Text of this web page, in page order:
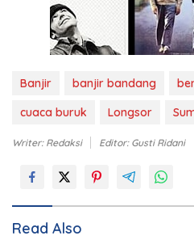
Banjir banjir bandang
cuaca buruk
Longsor
Writer: Redaksi Editor: Gusti Ridani
Read Also